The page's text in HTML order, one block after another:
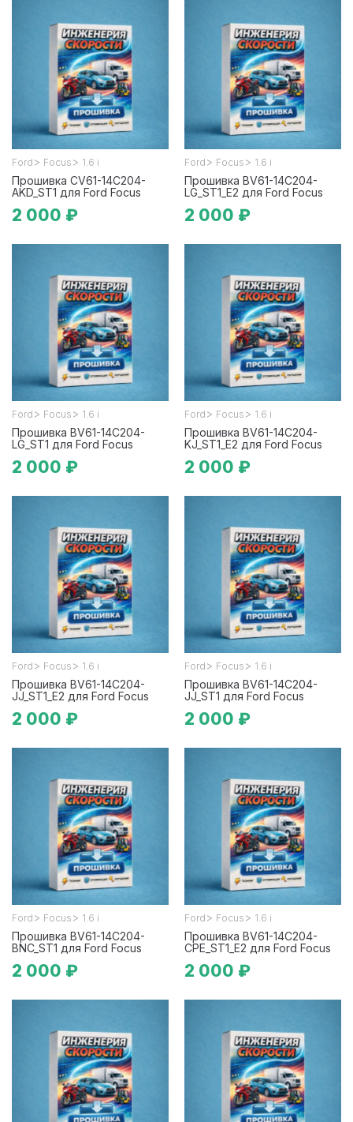
Ford > Focus > 1.6 i
Прошивка CV61-14C204-
AKD_ST1 для Ford Focus
2 000 ₽
Ford > Focus > 1.6 i
Прошивка BV61-14C204-
LG_ST1_E2 для Ford Focus
2 000 ₽
Ford > Focus > 1.6 i
Прошивка BV61-14C204-
LG_ST1 для Ford Focus
2 000 ₽
Ford > Focus > 1.6 i
Прошивка BV61-14C204-
KJ_ST1_E2 для Ford Focus
2 000 ₽
Ford > Focus > 1.6 i
Прошивка BV61-14C204-
JJ_ST1_E2 для Ford Focus
2 000 ₽
Ford > Focus > 1.6 i
Прошивка BV61-14C204-
JJ_ST1 для Ford Focus
2 000 ₽
Ford > Focus > 1.6 i
Прошивка BV61-14C204-
BNC_ST1 для Ford Focus
2 000 ₽
Ford > Focus > 1.6 i
Прошивка BV61-14C204-
CPE_ST1_E2 для Ford Focus
2 000 ₽